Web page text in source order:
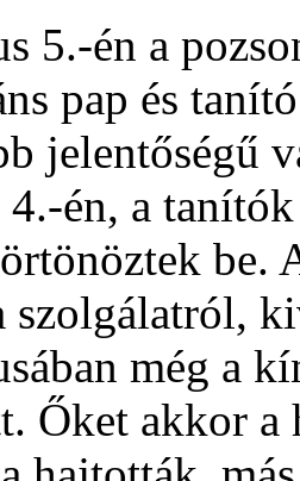
5.-én a
pap és
jelentőségű
én, a
be.
szolgálatról,
még a
Őket akkor a